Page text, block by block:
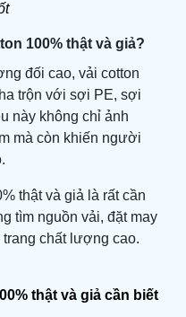
100% thật và giả?
đối cao, vải cotton
trộn với sợi PE, sợi
này không chỉ ảnh
mà còn khiến người
thật và giả là rất cần
tìm nguồn vải, đặt may
chất lượng cao.
thật và giả cần biết